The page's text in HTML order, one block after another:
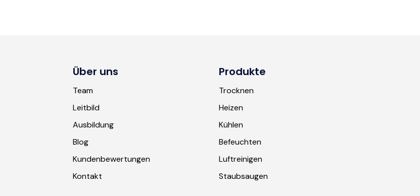
Über uns
Team
Leitbild
Ausbildung
Blog
Kundenbewertungen
Kontakt
Produkte
Trocknen
Heizen
Kühlen
Befeuchten
Luftreinigen
Staubsaugen